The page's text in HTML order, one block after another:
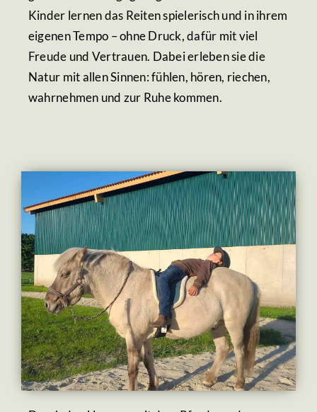
Kinder lernen das Reiten spielerisch und in ihrem
eigenen Tempo – ohne Druck, dafür mit viel
Freude und Vertrauen. Dabei erleben sie die
Natur mit allen Sinnen: fühlen, hören, riechen,
wahrnehmen und zur Ruhe kommen.